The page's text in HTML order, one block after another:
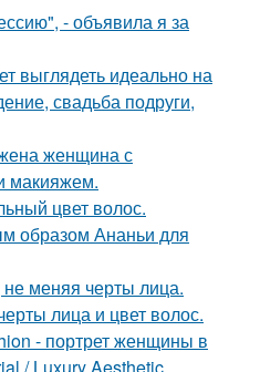
- объявила я за
выглядеть идеально на
свадьба подруги,
женщина с
макияжем.
цвет волос.
образом Ананьи для
меняя черты лица.
лица и цвет волос.
- портрет женщины в